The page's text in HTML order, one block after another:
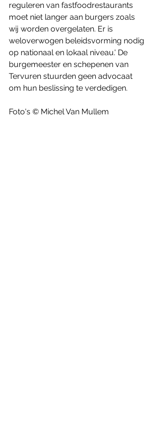
reguleren van fastfoodrestaurants
moet niet langer aan burgers zoals
wij worden overgelaten. Er is
weloverwogen beleidsvorming nodig
op nationaal en lokaal niveau.' De
burgemeester en schepenen van
Tervuren stuurden geen advocaat
om hun beslissing te verdedigen.
Foto's © Michel Van Mullem